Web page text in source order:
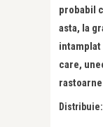
probabil
asta, la
care,
Distribuie: